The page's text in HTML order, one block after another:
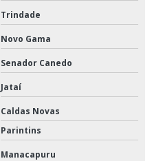
Trindade
Novo Gama
Senador Canedo
Jataí
Caldas Novas
Parintins
Manacapuru